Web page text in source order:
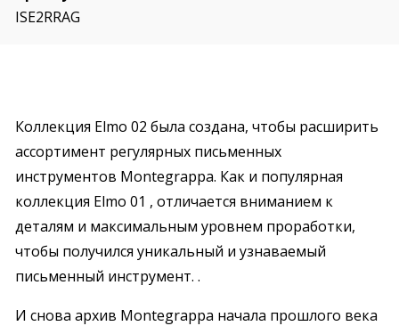
ISE2RRAG
Коллекция Elmo 02 была создана, чтобы расширить
ассортимент регулярных письменных
инструментов Montegrappa. Как и популярная
коллекция Elmo 01 , отличается вниманием к
деталям и максимальным уровнем проработки,
чтобы получился уникальный и узнаваемый
письменный инструмент. .
И снова архив Montegrappa начала прошлого века